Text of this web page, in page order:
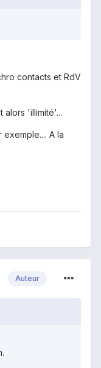
contacts et RdV
alors 'illimité'...
A la
Auteur